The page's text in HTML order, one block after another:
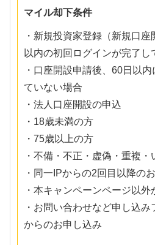
マイル却下条件
・新規投資家登録（新規口座
以内の初回ログインが完了し
・口座開設申請後、60日以
ていない場合
・法人口座開設の申込
・18歳未満の方
・75歳以上の方
・不備・不正・虚偽・重複
・同一IPからの2回目以降の
・本キャンペーンページ以外
・お問い合わせなど申し込
からのお申し込み